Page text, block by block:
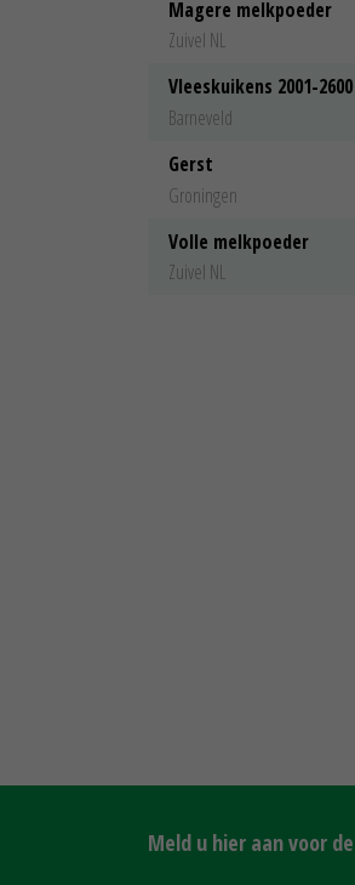
Magere melkpoeder
Zuivel NL
Vleeskuikens 2001-
Barneveld
Gerst
Groningen
Volle melkpoeder
Zuivel NL
Meld u hier aan voor